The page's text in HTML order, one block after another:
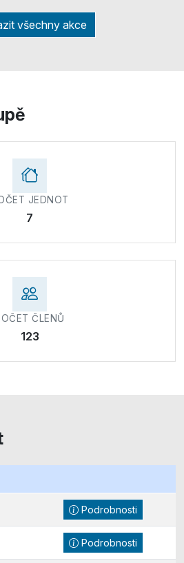
všechny akce
JEDNOT
7
ČLENŮ
123
Podrobnosti
Podrobnosti